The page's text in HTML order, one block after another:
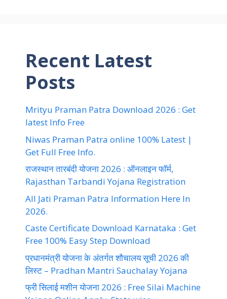
Recent Latest
Posts
Mrityu Praman Patra Download 2026 : Get
latest Info Free
Niwas Praman Patra online 100% Latest |
Get Full Free Info.
राजस्थान तारबंदी योजना 2026 : ऑनलाइन फॉर्म,
Rajasthan Tarbandi Yojana Registration
All Jati Praman Patra Information Here In
2026.
Caste Certificate Download Karnataka : Get
Free 100% Easy Step Download
प्रधानमंत्री योजना के अंतर्गत शौचालय सूची 2026 की
लिस्ट – Pradhan Mantri Sauchalay Yojana
फ्री सिलाई मशीन योजना 2026 : Free Silai Machine